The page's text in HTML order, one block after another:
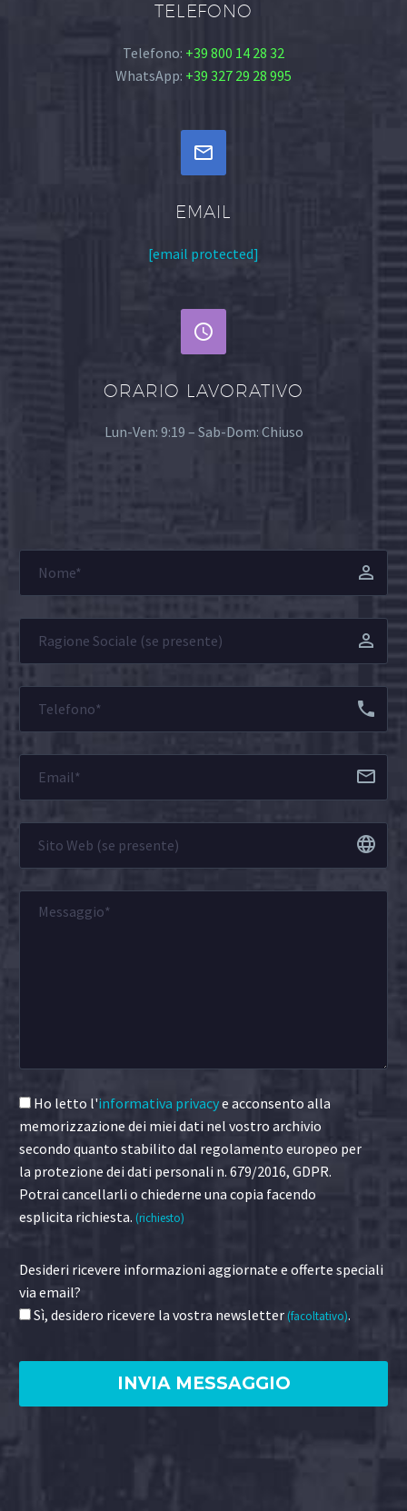
TELEFONO
Telefono: +39 800 14 28 32
WhatsApp: +39 327 29 28 995


EMAIL
[email protected]


ORARIO LAVORATIVO
Lun-Ven: 9:19 – Sab-Dom: Chiuso
Ho letto l'informativa privacye acconsento alla
memorizzazione dei miei dati nel vostro archivio
secondo quanto stabilito dal regolamento europeo per
la protezione dei dati personali n. 679/2016, GDPR.
Potrai cancellarli o chiederne una copia facendo
esplicita richiesta. (richiesto)
Desideri ricevere informazioni aggiornate e offerte speciali
via email?
Sì, desidero ricevere la vostra newsletter(facoltativo).